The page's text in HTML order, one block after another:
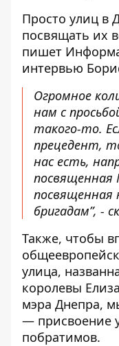
Просто улиц в
посвящать их
пишет
интервью
Огромное
нам с
такого-то.
прецедент,
нас есть,
посвященная
бригадам”, -
Также, чтобы
улица,
королевы
мэра Днепра,
— присвоение
побратимов.